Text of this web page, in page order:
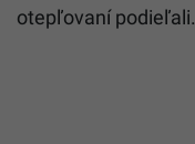
otepľovaní podieľali.